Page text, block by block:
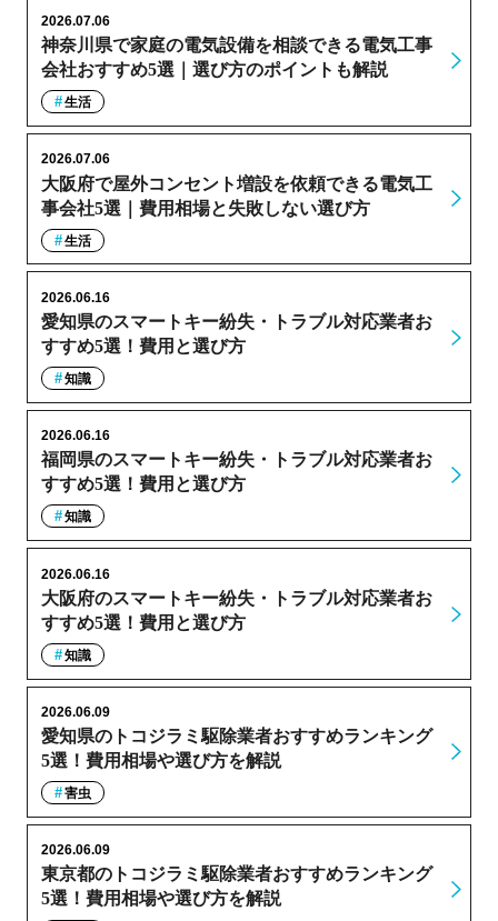
神奈川県で家庭の電気設備を相談できる電気工事
会社おすすめ5選｜選び方のポイントも解説
2026.07.06
生活
大阪府で屋外コンセント増設を依頼できる電気工
事会社5選｜費用相場と失敗しない選び方
2026.07.06
生活
愛知県のスマートキー紛失・トラブル対応業者お
すすめ5選！費用と選び方
2026.06.16
知識
福岡県のスマートキー紛失・トラブル対応業者お
すすめ5選！費用と選び方
2026.06.16
知識
大阪府のスマートキー紛失・トラブル対応業者お
すすめ5選！費用と選び方
2026.06.16
知識
愛知県のトコジラミ駆除業者おすすめランキング
5選！費用相場や選び方を解説
2026.06.09
害虫
東京都のトコジラミ駆除業者おすすめランキング
5選！費用相場や選び方を解説
2026.06.09